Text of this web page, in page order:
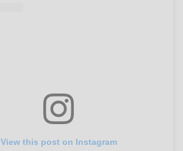
View this post on Instagram